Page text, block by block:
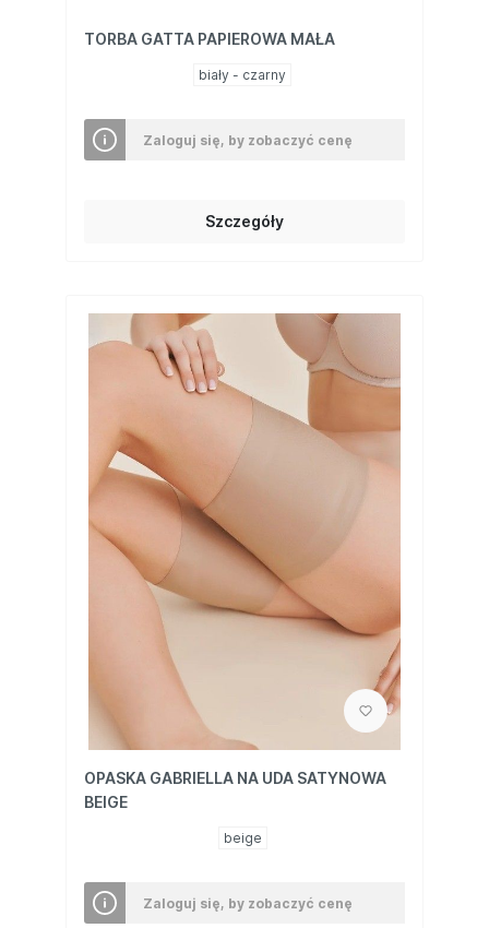
TORBA GATTA PAPIEROWA MAŁA
biały - czarny
Zaloguj się, by zobaczyć cenę
Szczegóły
OPASKA GABRIELLA NA UDA SATYNOWA
BEIGE
beige
Zaloguj się, by zobaczyć cenę